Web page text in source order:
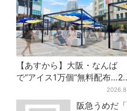
【あすから】大阪・なんば
で“アイス1万個”無料配布…2
間限定で、ロッテの人気商品
もらえる
阪急うめだ